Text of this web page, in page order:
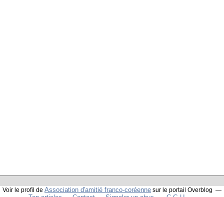
Voir le profil de Association d'amitié franco-coréenne sur le portail Overblog